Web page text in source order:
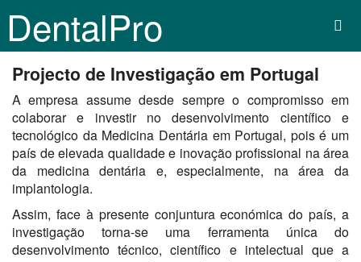
DentalPro
Projecto de Investigação em Portugal
A empresa assume desde sempre o compromisso em
colaborar e investir no desenvolvimento científico e
tecnológico da Medicina Dentária em Portugal, pois é um
país de elevada qualidade e inovação profissional na área
da medicina dentária e, especialmente, na área da
implantologia.
Assim, face à presente conjuntura económica do país, a
investigação torna-se uma ferramenta única do
desenvolvimento técnico, científico e intelectual que a